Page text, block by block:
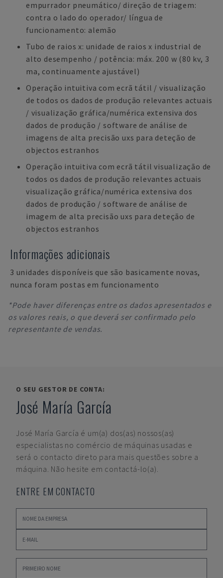
empurrador pneumático/ direção de triagem:
contra o lado do operador/ língua de
funcionamento: alemão
Tubo de raios x: unidade de raios x industrial de
alto desempenho / potência: máx. 200 w (80 kv, 3
ma, continuamente ajustável)
Operação intuitiva com ecrã tátil / visualização
de todos os dados de produção relevantes actuais
/ visualização gráfica/numérica extensiva dos
dados de produção / software de análise de
imagens de alta precisão uxs para deteção de
objectos estranhos
Operação intuitiva com ecrã tátil visualização de
todos os dados de produção relevantes actuais
visualização gráfica/numérica extensiva dos
dados de produção / software de análise de
imagem de alta precisão uxs para deteção de
objectos estranhos
Informações adicionais
3 unidades disponíveis que são basicamente novas,
nunca foram postas em funcionamento
*Pode haver diferenças entre os dados apresentados e
os valores reais, o que deverá ser confirmado pelo
representante de vendas.
O SEU GESTOR DE CONTA:
José María García
José María García é um(a) dos(as) nossos(as)
especialistas no comércio de máquinas usadas e
será o contacto direto para mais questões sobre a
máquina. Não hesite em contactá-lo(a).
ENTRE EM CONTACTO